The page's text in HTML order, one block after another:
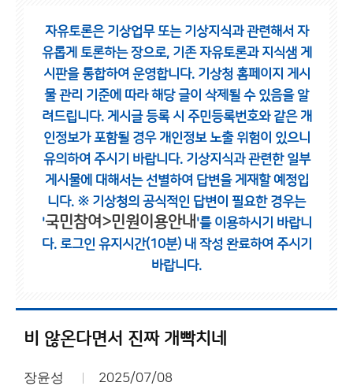
자유토론은 기상업무 또는 기상지식과 관련해서 자
유롭게 토론하는 장으로, 기존 자유토론과 지식샘 게
시판을 통합하여 운영합니다. 기상청 홈페이지 게시
물 관리 기준에 따라 해당 글이 삭제될 수 있음을 알
려드립니다. 게시글 등록 시 주민등록번호와 같은 개
인정보가 포함될 경우 개인정보 노출 위험이 있으니
유의하여 주시기 바랍니다. 기상지식과 관련한 일부
게시물에 대해서는 선별하여 답변을 게재할 예정입
니다. ※ 기상청의 공식적인 답변이 필요한 경우는
'국민참여>민원이용안내 '를 이용하시기 바랍니
다. 로그인 유지시간(10분) 내 작성 완료하여 주시기
바랍니다.
비 않온다면서 진짜 개빡치네
장윤성 2025/07/08